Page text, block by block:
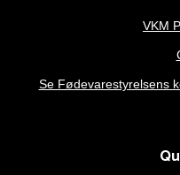
VKM
Se Fødevarestyrelsens